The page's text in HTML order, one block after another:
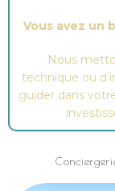
Vous avez un
Nous
technique ou
guider dans